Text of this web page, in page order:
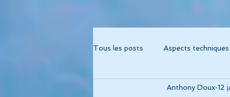
Tous les posts Aspects techniques
Album "Métamorphose"
Anthony Doux 12